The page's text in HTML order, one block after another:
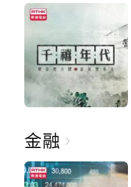
金融